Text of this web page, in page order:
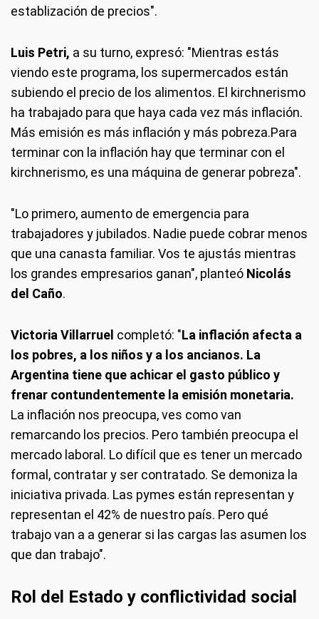
establización de precios".
Luis Petri, a su turno, expresó: "Mientras estás
viendo este programa, los supermercados están
subiendo el precio de los alimentos. El kirchnerismo
ha trabajado para que haya cada vez más inflación.
Más emisión es más inflación y más pobreza.Para
terminar con la inflación hay que terminar con el
kirchnerismo, es una máquina de generar pobreza".
"Lo primero, aumento de emergencia para
trabajadores y jubilados. Nadie puede cobrar menos
que una canasta familiar. Vos te ajustás mientras
los grandes empresarios ganan", planteó Nicolás
del Caño.
Victoria Villarruel completó: "La inflación afecta a
los pobres, a los niños y a los ancianos. La
Argentina tiene que achicar el gasto público y
frenar contundentemente la emisión monetaria.
La inflación nos preocupa, ves como van
remarcando los precios. Pero también preocupa el
mercado laboral. Lo difícil que es tener un mercado
formal, contratar y ser contratado. Se demoniza la
iniciativa privada. Las pymes están representan y
representan el 42% de nuestro país. Pero qué
trabajo van a a generar si las cargas las asumen los
que dan trabajo".
Rol del Estado y conflictividad social